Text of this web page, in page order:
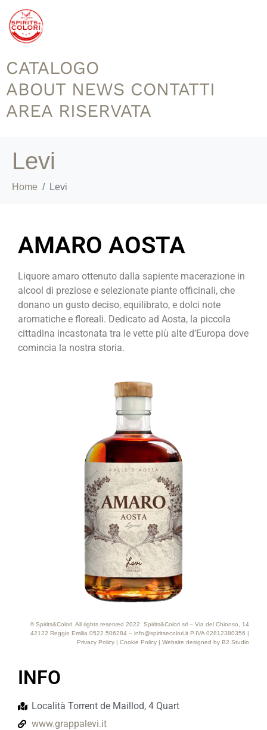
CATALOGO
ABOUT NEWS CONTATTI
AREA RISERVATA
Levi
Home Levi
AMARO AOSTA
Liquore amaro ottenuto dalla sapiente macerazione in
alcool di preziose e selezionate piante officinali, che
donano un gusto deciso, equilibrato, e dolci note
aromatiche e floreali. Dedicato ad Aosta, la piccola
cittadina incastonata tra le vette più alte d’Europa dove
comincia la nostra storia.
© Spirits&Colori. All rights reserved 2022 Spirits&Colori srl – Via del Chionso, 14
42122 Reggio Emilia 0522.506284 – info@spiritsecolori.it P.IVA 02812380356 |
Privacy Policy | Cookie Policy | Website designed by B2 Studio
INFO
Località Torrent de Maillod, 4 Quart
www.grappalevi.it